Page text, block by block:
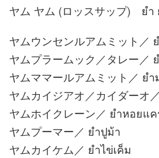
ヤム ヤム (ロッスサップ) ยำ
ヤムウンセンルアムミット／
ヤムプラームック／タレー／
ヤムママールアムミット／ ย
ヤムカイジアオ／カイダーオ
ヤムホイクレーン／ ยำหอยแค
ヤムプーマー／ ยำปูม้า
ヤムカイケム／ ยำไข่เค็ม